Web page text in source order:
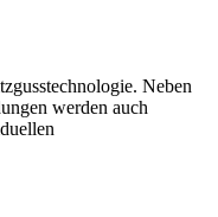
Neben
werden auch